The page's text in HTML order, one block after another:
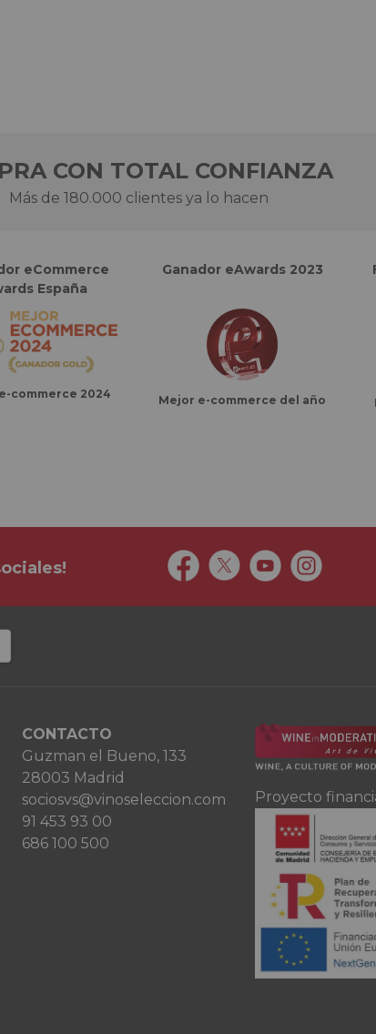
CON TOTAL CONFIANZA
Más de 180.000 clientes ya lo hacen
eCommerce
España
commerce 2024
Ganador eAwards 2023
Mejor e-commerce del año
CONTACTO
Guzman el Bueno, 133
28003 Madrid
sociosvs@vinoseleccion.com
91 453 93 00
686 100 500
Proyecto